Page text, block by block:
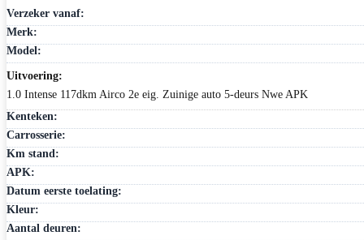
Verzeker vanaf:
Merk:
Model:
Uitvoering:
1.0 Intense 117dkm Airco 2e eig. Zuinige auto 5-deurs Nwe APK
Kenteken:
Carrosserie:
Km stand:
APK:
Datum eerste toelating:
Kleur:
Aantal deuren: